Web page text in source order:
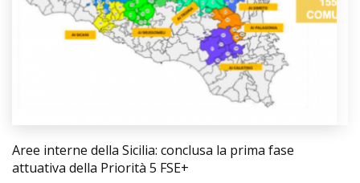
Aree interne della Sicilia: conclusa la prima fase
attuativa della Priorità 5 FSE+